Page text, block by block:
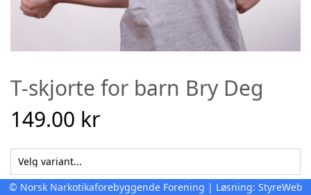
T-skjorte for barn Bry Deg
149.00 kr
© Norsk Narkotikaforebyggende Forening | Løsning: StyreWeb